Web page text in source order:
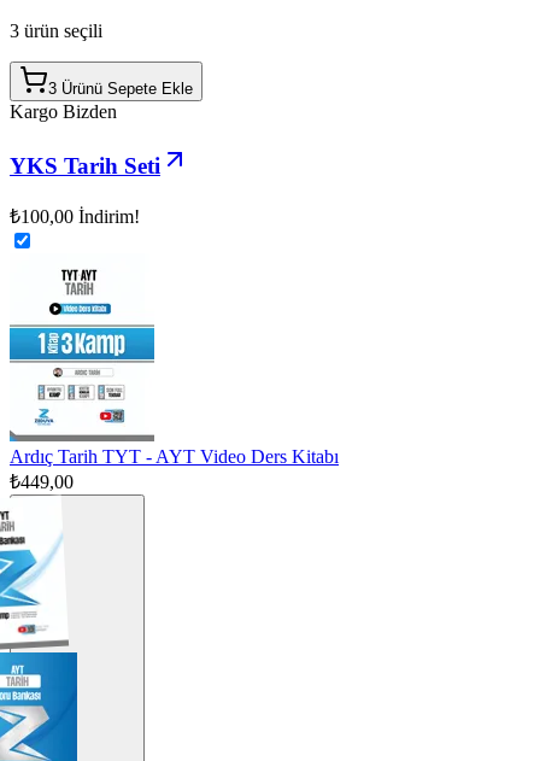
3 ürün seçili
3 Ürünü Sepete Ekle
Kargo Bizden
YKS Tarih Seti
₺100,00 İndirim!
Ardıç Tarih TYT - AYT Video Ders Kitabı
₺449,00